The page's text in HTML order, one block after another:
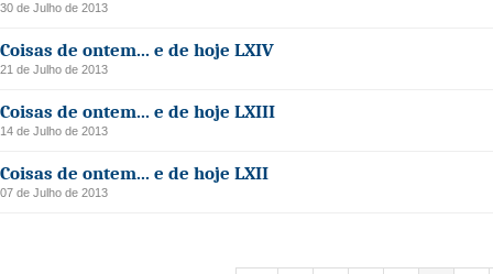
30 de Julho de 2013
Coisas de ontem... e de hoje LXIV
21 de Julho de 2013
Coisas de ontem... e de hoje LXIII
14 de Julho de 2013
Coisas de ontem... e de hoje LXII
07 de Julho de 2013